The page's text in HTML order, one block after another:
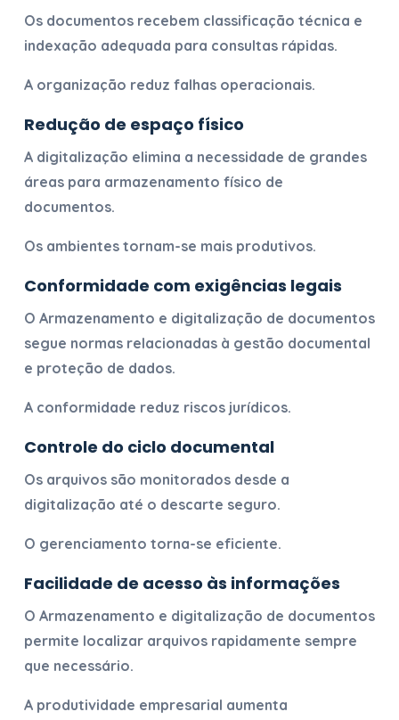
Os documentos recebem classificação técnica e
indexação adequada para consultas rápidas.
A organização reduz falhas operacionais.
Redução de espaço físico
A digitalização elimina a necessidade de grandes
áreas para armazenamento físico de
documentos.
Os ambientes tornam-se mais produtivos.
Conformidade com exigências legais
O Armazenamento e digitalização de documentos
segue normas relacionadas à gestão documental
e proteção de dados.
A conformidade reduz riscos jurídicos.
Controle do ciclo documental
Os arquivos são monitorados desde a
digitalização até o descarte seguro.
O gerenciamento torna-se eficiente.
Facilidade de acesso às informações
O Armazenamento e digitalização de documentos
permite localizar arquivos rapidamente sempre
que necessário.
A produtividade empresarial aumenta